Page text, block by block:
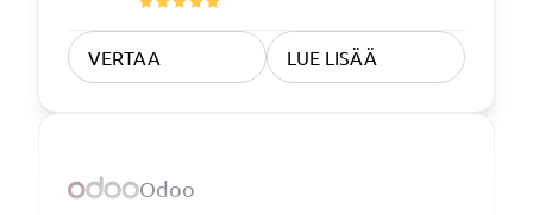
VERTAA LUE LISÄÄ
Odoo